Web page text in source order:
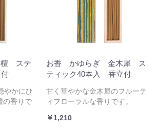
ステ
やかにひ
の香りで
お香 かゆらぎ 金木犀 ス
ティック40本入 香立付
甘く華やかな金木犀のフルーテ
ィフローラルな香りです。
￥1,210